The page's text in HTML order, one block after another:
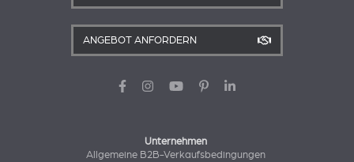
ANGEBOT ANFORDERN
Unternehmen
Allgemeine B2B-Verkaufsbedingungen